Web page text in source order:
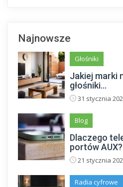
Najnowsze
Głośniki
Jakiej marki
głośniki...
31 stycznia
Blog
Dlaczego
portów AUX?
21 stycznia
Radia cyfrowe